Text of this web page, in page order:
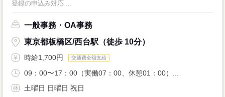
登録の申込み対応 ...
一般事務・OA事務
東京都板橋区/西台駅（徒歩 10分）
時給1,700円 交通費全額支給
09：00〜17：00（実働07：00、休憩01：00）...
土曜日 日曜日 祝日